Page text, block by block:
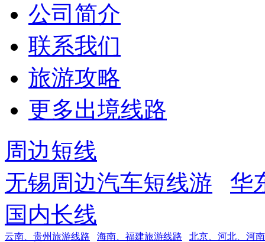
公司简介
联系我们
旅游攻略
更多出境线路
周边短线
无锡周边汽车短线游
华
国内长线
云南、贵州旅游线路 海南、福建旅游线路
北京、河北、河